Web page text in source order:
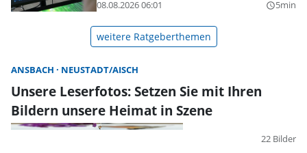
08.08.2026 06:01 query_builder5min
weitere Ratgeberthemen
ANSBACH NEUSTADT/AISCH
Unsere Leserfotos: Setzen Sie mit Ihren
Bildern unsere Heimat in Szene
22 Bilder